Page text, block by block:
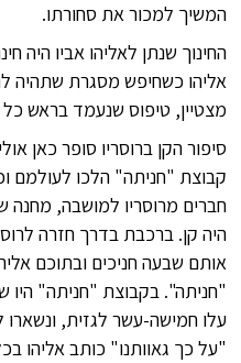
המשיך למכור את סחורתו.
החינוך שנתן לאליהו אביו היה
אליהו כשחיפש מסגרת שתהיה
מצטיין, טיפוס שנעמד בראש
סיפור הקן ברוסריו סופר כאן
חברים מרוסריו למושבה,
היה קן. ברכבת בדרך חזרה
אותם שבעה חניכים ובתוכם
"חניתה". בקבוצת "חניתה" היו
עלו חמישה-עשר לגזית,
"על כך גאוותנו" כותב אליהו